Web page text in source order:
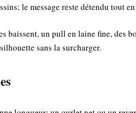
le message reste détendu tout
baissent, un pull en laine fine, des
sans la surcharger.